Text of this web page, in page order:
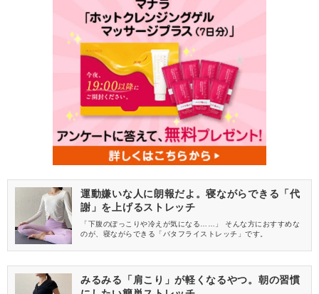
運動嫌いな人に朗報だよ。寝ながらできる「代
謝」を上げるストレッチ
「下腹のぽっこりや冷えが気になる……」 そんな方におすすめな
のが、寝ながらできる「バタフライストレッチ」です。
みるみる「肩こり」が軽くなるやつ。朝の習慣